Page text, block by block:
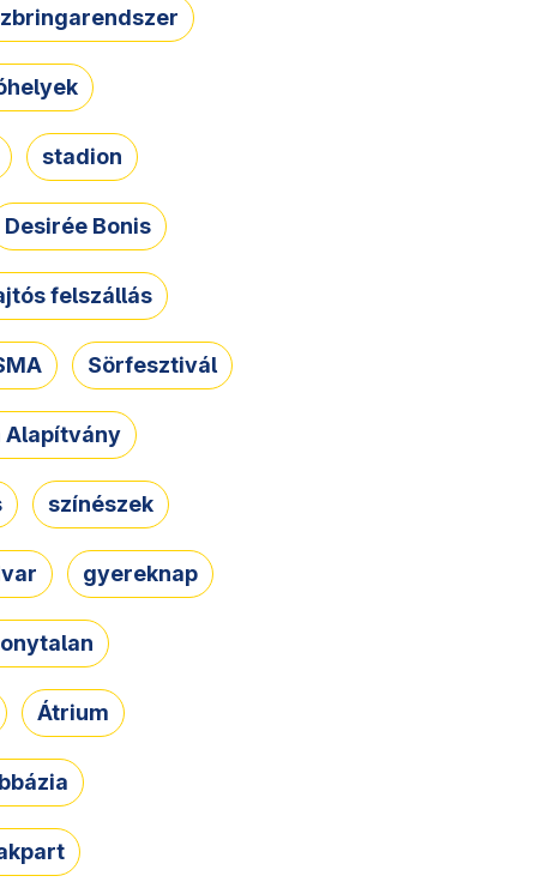
stadion
Desirée Bonis
felszállás
Sörfesztivál
Alapítvány
színészek
gyereknap
Átrium